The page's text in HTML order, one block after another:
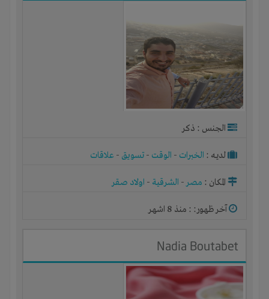
الجنس : ذكر
لديـه : الخبرات - الوقت - تسويق - علاقات
المكان : مصر- الشرقية - اولاد صقر
آخر ظهور: : منذ 8 اشهر
Nadia Boutabet